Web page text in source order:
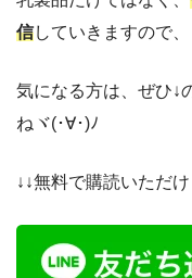
信していきますので、
気になる方は、ぜひ↓
ねヾ(･∀･)ﾉ
↓↓無料で購読いただけ